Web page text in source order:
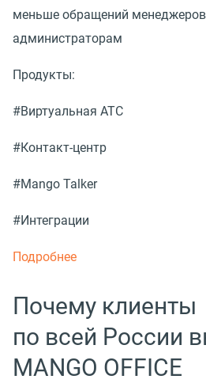
меньше обращений
администраторам
Продукты:
#Виртуальная АТС
#Контакт-центр
#Mango Talker
#Интеграции
Подробнее
Почему клиенты
по всей России
MANGO OFFICE